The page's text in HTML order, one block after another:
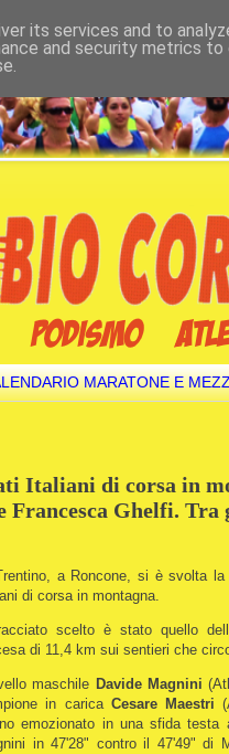
MARATONE E
Italiani di corsa in
Francesca Ghelfi.
a Roncone, si è svolta
di corsa in montagna.
scelto è stato quello
di 11,4 km sui sentieri che
maschile Davide Magnini
in carica Cesare Maestri
emozionato in una sfida
in 47'28" contro il 47'49" di
its services and to
and security metrics